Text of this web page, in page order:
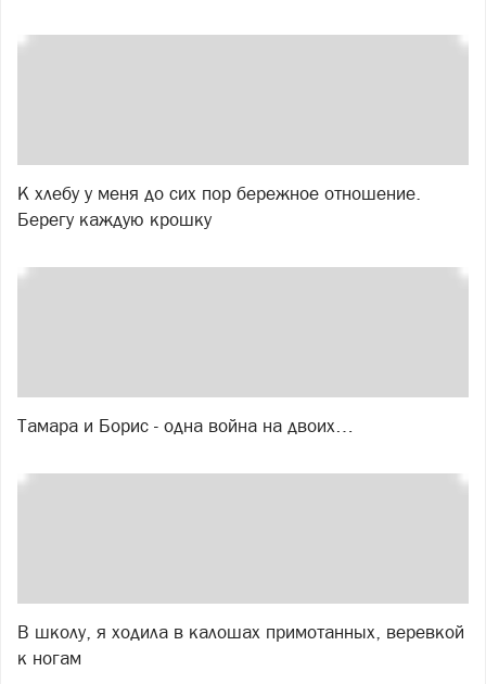
К хлебу у меня до сих пор бережное отношение.
Берегу каждую крошку
Тамара и Борис - одна война на двоих…
В школу, я ходила в калошах примотанных, веревкой
к ногам